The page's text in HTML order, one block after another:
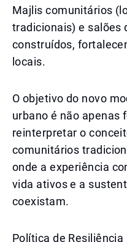
Majlis comunitários
tradicionais) e salões
construídos,
locais.
O objetivo do novo
urbano é não apenas
reinterpretar o
comunitários
onde a experiência
vida ativos e a
coexistam.
Política de Resiliência